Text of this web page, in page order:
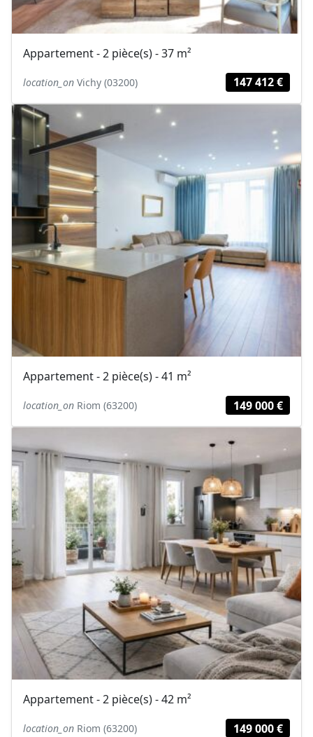
Appartement - 2 pièce(s) - 37 m²
location_on Vichy (03200) 147 412 €
Appartement - 2 pièce(s) - 41 m²
location_on Riom (63200) 149 000 €
Appartement - 2 pièce(s) - 42 m²
location_on Riom (63200) 149 000 €